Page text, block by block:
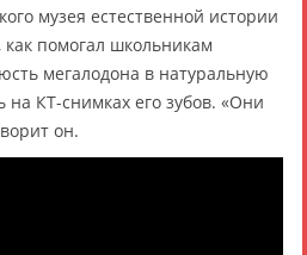
музея естественной истории
, как помогал школьникам
мегалодона в натуральную
на КТ-снимках его зубов. «Они
он.